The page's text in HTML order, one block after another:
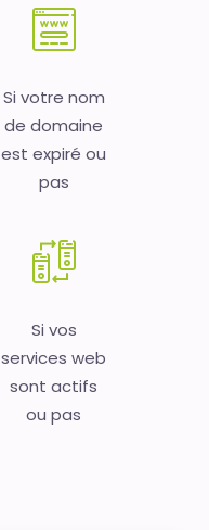
Si votre nom
de domaine
est expiré ou
pas
Si vos
services web
sont actifs
ou pas